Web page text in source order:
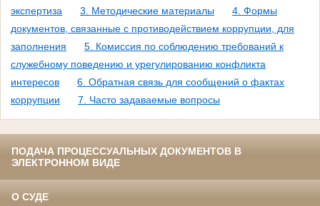
экспертиза
3. Методические материалы
4. Формы
документов, связанные с противодействием коррупции, для
заполнения
5. Комиссия по соблюдению требований к
служебному поведению и урегулированию конфликта
интересов
6. Обратная связь для сообщений о фактах
коррупции
7. Часто задаваемые вопросы
ПОДАЧА ПРОЦЕССУАЛЬНЫХ ДОКУМЕНТОВ В
ЭЛЕКТРОННОМ ВИДЕ
О СУДЕ